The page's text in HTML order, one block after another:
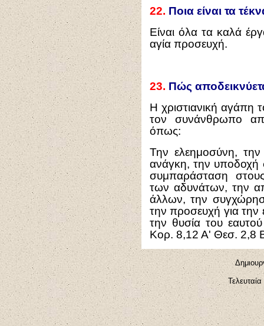
22. Ποια είναι τα
Είναι όλα τα καλά
αγία προσευχή.
23. Πώς
Η χριστιανική
τον συνάνθρωπο
όπως:
Την ελεημοσύνη, την
ανάγκη, την υποδοχή
συμπαράσταση
των αδυνάτων, την
άλλων, την
την προσευχή για
την θυσία του
Κορ. 8,12 Α' Θεσ. 2,8